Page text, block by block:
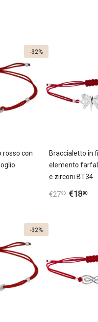
rosso con
-32%
Braccialetto in
elemento
e zirconi BT34
€2790 €1890
-32%